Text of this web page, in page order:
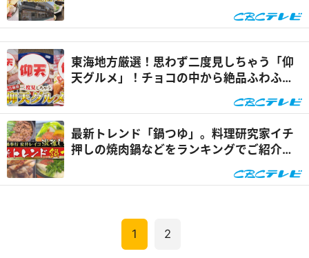
東海地方厳選！思わず二度見しちゃう「仰
天グルメ」！チョコの中から絶品ふわふわ
最新トレンド「鍋つゆ」。料理研究家イチ
押しの焼肉鍋などをランキングでご紹介！
1 2